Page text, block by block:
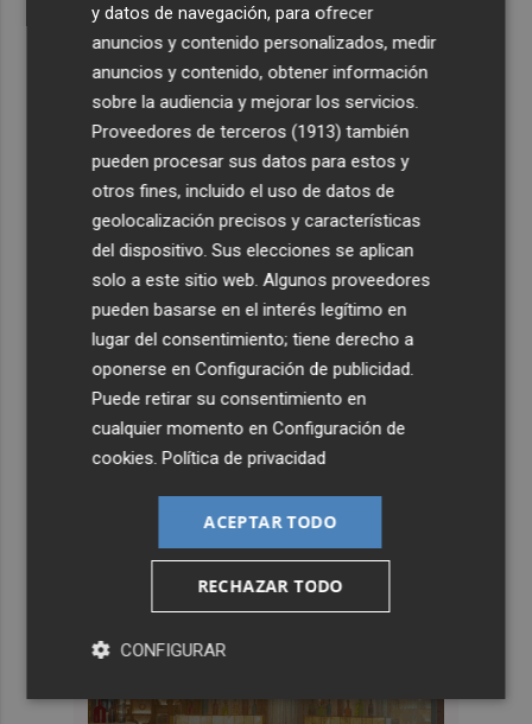
y datos de navegación, para ofrecer
anuncios y contenido personalizados, medir
anuncios y contenido, obtener información
sobre la audiencia y mejorar los servicios.
Proveedores de terceros (1913) también
pueden procesar sus datos para estos y
otros fines, incluido el uso de datos de
geolocalización precisos y características
del dispositivo. Sus elecciones se aplican
solo a este sitio web. Algunos proveedores
pueden basarse en el interés legítimo en
lugar del consentimiento; tiene derecho a
oponerse enConfiguración de publicidad.
Puede retirar su consentimiento en
cualquier momento enConfiguración de
cookies.Política de privacidad
ACEPTAR TODO
RECHAZAR TODO
CONFIGURAR